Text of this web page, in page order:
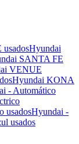
Hyundai
SANTA FE
VENUE
Hyundai KONA
- Automático
usadosHyundai -
usados